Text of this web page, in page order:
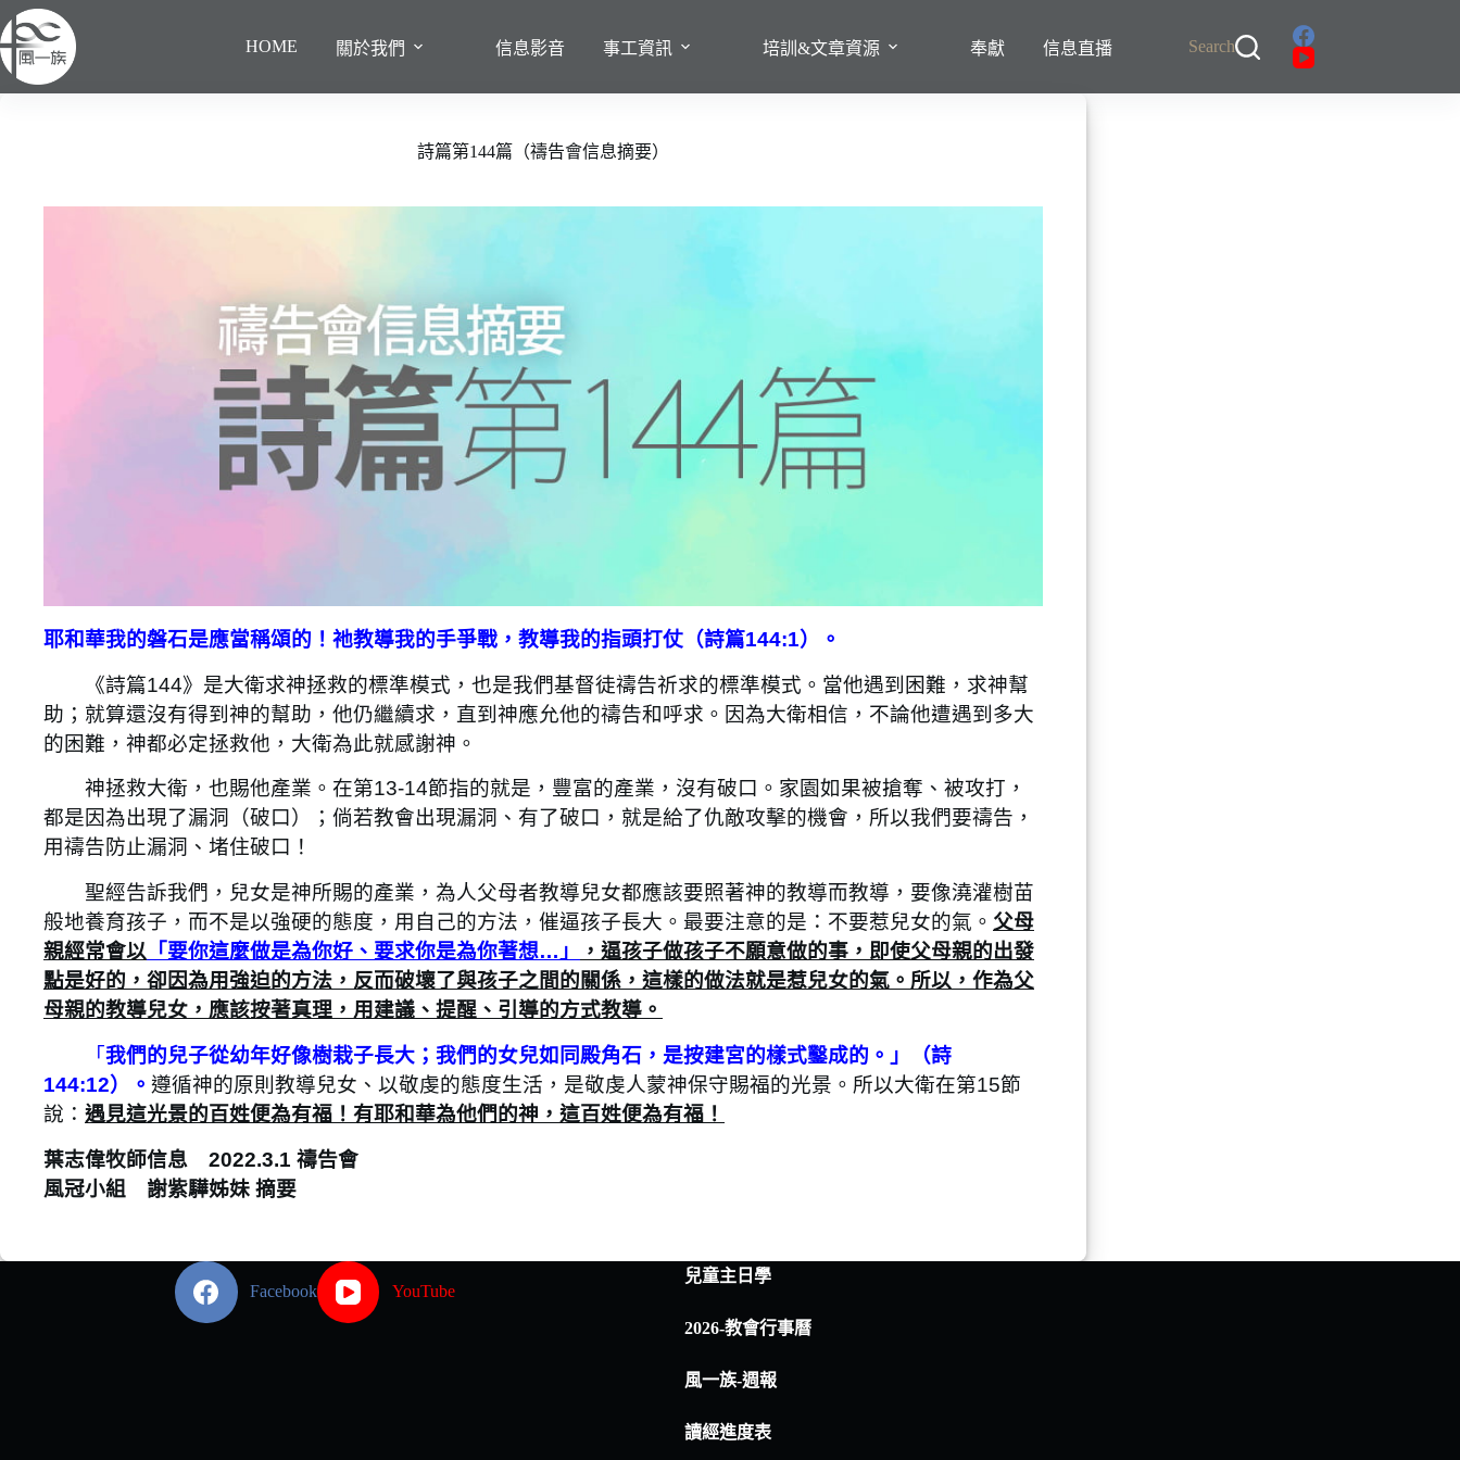
至
主
要
HOME 關於我們 信息影音 事工資訊 培訓&文章資源 奉獻 信息直播 Search
詩篇第144篇（禱告會信息摘要）
耶和華我的磐石是應當稱頌的！祂教導我的手爭戰，教導我的指頭打仗（詩篇144:1）。
《詩篇144》是大衛求神拯救的標準模式，也是我們基督徒禱告祈求的標準模式。當他遇到困難，求神幫
助；就算還沒有得到神的幫助，他仍繼續求，直到神應允他的禱告和呼求。因為大衛相信，不論他遭遇到多大
的困難，神都必定拯救他，大衛為此就感謝神。
神拯救大衛，也賜他產業。在第13-14節指的就是，豐富的產業，沒有破口。家園如果被搶奪、被攻打，
都是因為出現了漏洞（破口）；倘若教會出現漏洞、有了破口，就是給了仇敵攻擊的機會，所以我們要禱告，
用禱告防止漏洞、堵住破口！
聖經告訴我們，兒女是神所賜的產業，為人父母者教導兒女都應該要照著神的教導而教導，要像澆灌樹苗
般地養育孩子，而不是以強硬的態度，用自己的方法，催逼孩子長大。最要注意的是：不要惹兒女的氣。 父母
親經常會以 「要你這麼做是為你好、要求你是為你著想…」
，逼孩子做孩子不願意做的事，即使父母親的出發
點是好的，卻因為用強迫的方法，反而破壞了與孩子之間的關係，這樣的做法就是惹兒女的氣。所以，作為父
母親的教導兒女，應該按著真理，用建議、提醒、引導的方式教導。
「 我們的兒子從幼年好像樹栽子長大；我們的女兒如同殿角石，是按建宮的樣式鑿成的。」（詩
144:12）。 遵循神的原則教導兒女、以敬虔的態度生活，是敬虔人蒙神保守賜福的光景。所以大衛在第15節
說： 遇見這光景的百姓便為有福！有耶和華為他們的神，這百姓便為有福！
葉志偉牧師信息 2022.3.1 禱告會
風冠小組 謝紫驊姊妹 摘要
Facebook YouTube
兒童主日學
2026-教會行事曆
風一族-週報
讀經進度表